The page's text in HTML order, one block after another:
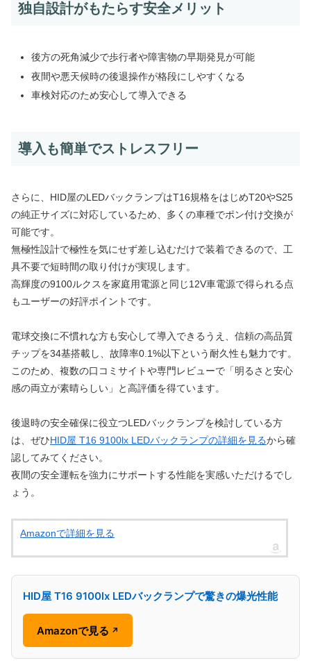
独自設計がもたらす安全メリット
後方の死角減少で歩行者や障害物の早期発見が可能
夜間や悪天候時の後退操作が格段にしやすくなる
車検対応のため安心して導入できる
導入も簡単でストレスフリー
さらに、HID屋のLEDバックランプはT16規格をはじめT20やS25
の純正サイズに対応しているため、多くの車種でポン付け交換が
可能です。
無極性設計で極性を気にせず差し込むだけで装着できるので、工
具不要で短時間の取り付けが実現します。
高輝度の9100ルクスを家庭用電源と同じ12V車電源で得られる点
もユーザーの好評ポイントです。
電球交換に不慣れな方も安心して導入できるうえ、信頼の高品質
チップを34基搭載し、故障率0.1%以下という耐久性も魅力です。
このため、複数の口コミサイトや専門レビューで「明るさと安心
感の両立が素晴らしい」と高評価を得ています。
後退時の安全確保に役立つLEDバックランプを検討している方
は、ぜひHID屋 T16 9100lx LEDバックランプの詳細を見るから確
認してみてください。
夜間の安全運転を強力にサポートする性能を実感いただけるでし
ょう。
Amazonで詳細を見る
HID屋 T16 9100lx LEDバックランプで驚きの爆光性能
Amazonで見る ↗